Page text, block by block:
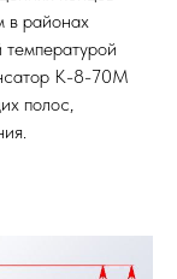
в районах
К-8-70М
полос,